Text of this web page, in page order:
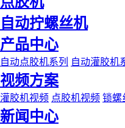
自动拧螺丝机
产品中心
自动点胶机系列 自动灌胶机
视频方案
灌胶机视频 点胶机视频 锁螺
新闻中心